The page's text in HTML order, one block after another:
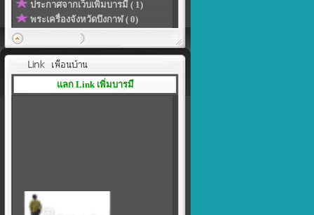
ประกาศจากเว็บเพิ่มบารมี ( 1)
พระเครื่องจังหวัดบึงกาฬ ( 0)
แลก Link เพิ่มบารมี